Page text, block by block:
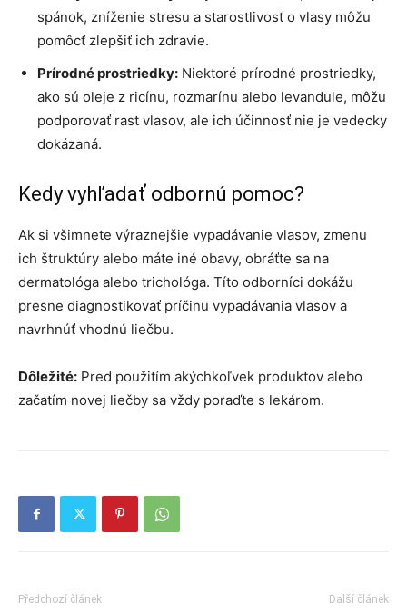
spánok, zníženie stresu a starostlivosť o vlasy môžu
pomôcť zlepšiť ich zdravie.
Prírodné prostriedky: Niektoré prírodné prostriedky,
ako sú oleje z ricínu, rozmarínu alebo levandule, môžu
podporovať rast vlasov, ale ich účinnosť nie je vedecky
dokázaná.
Kedy vyhľadať odbornú pomoc?
Ak si všimnete výraznejšie vypadávanie vlasov, zmenu
ich štruktúry alebo máte iné obavy, obráťte sa na
dermatológa alebo trichológa. Títo odborníci dokážu
presne diagnostikovať príčinu vypadávania vlasov a
navrhnúť vhodnú liečbu.
Dôležité: Pred použitím akýchkoľvek produktov alebo
začatím novej liečby sa vždy poraďte s lekárom.
Předchozí článek Další článek